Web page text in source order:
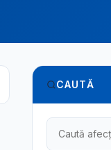
CAUTĂ
Caută în